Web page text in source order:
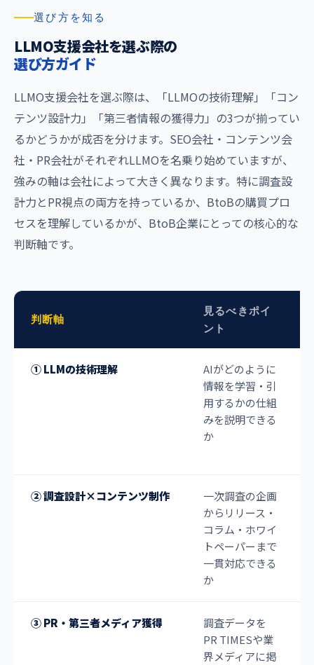
選び方を知る
LLMO支援会社を選ぶ際の
選び方ガイド
LLMO支援会社を選ぶ際は、「LLMOの技術理解」「コン
テンツ設計力」「第三者情報の獲得力」の3つが揃ってい
るかどうかが成否を分けます。SEO会社・コンテンツ会
社・PR会社がそれぞれLLMOを名乗り始めていますが、
強みの軸は会社によって大きく異なります。特に調査設
計力とPR視点の両方を持っているか、BtoBの購買プロ
セスを理解しているかが、BtoB企業にとっての核心的な
判断軸です。
判断軸
見るべきポイ
ント
① LLMの技術理解
AIがどのように
情報を学習・引
用するかの仕組
みを説明できる
か
② 調査設計×コンテンツ制作
一次調査の企画
からリリース・
コラム・ホワイ
トペーパーまで
一貫対応できる
か
③ PR・第三者メディア獲得
調査データを
PR TIMESや業
界メディアに掲